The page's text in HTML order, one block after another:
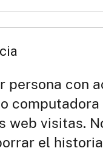
persona con
computadora
web visitas.
el